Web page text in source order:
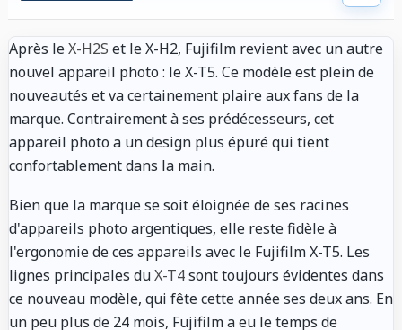
Après leX-H2S et le X-H2, Fujifilm revient avec un autre
nouvel appareil photo : le X-T5. Ce modèle est plein de
nouveautés et va certainement plaire aux fans de la
marque. Contrairement à ses prédécesseurs, cet
appareil photo a un design plus épuré qui tient
confortablement dans la main.
Bien que la marque se soit éloignée de ses racines
d'appareils photo argentiques, elle reste fidèle à
l'ergonomie de ces appareils avec le Fujifilm X-T5. Les
lignes principales duX-T4sont toujours évidentes dans
ce nouveau modèle, qui fête cette année ses deux ans. En
un peu plus de 24 mois, Fujifilm a eu le temps de